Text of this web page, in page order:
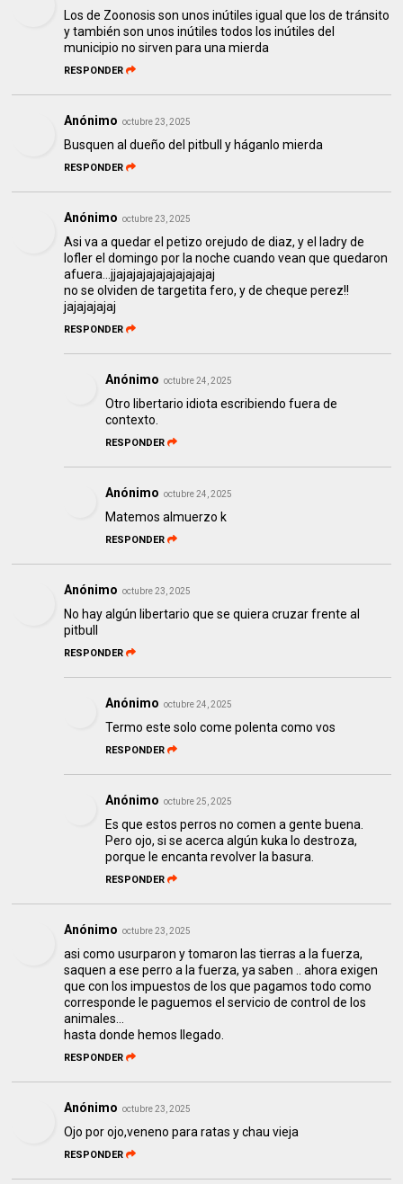
Los de Zoonosis son unos inútiles igual que los de tránsito
y también son unos inútiles todos los inútiles del
municipio no sirven para una mierda
RESPONDER
Anónimo octubre 23, 2025
Busquen al dueño del pitbull y háganlo mierda
RESPONDER
Anónimo octubre 23, 2025
Asi va a quedar el petizo orejudo de diaz, y el ladry de
lofler el domingo por la noche cuando vean que quedaron
afuera...jjajajajajajajajajajaj
no se olviden de targetita fero, y de cheque perez!!
jajajajajaj
RESPONDER
Anónimo octubre 24, 2025
Otro libertario idiota escribiendo fuera de
contexto.
RESPONDER
Anónimo octubre 24, 2025
Matemos almuerzo k
RESPONDER
Anónimo octubre 23, 2025
No hay algún libertario que se quiera cruzar frente al
pitbull
RESPONDER
Anónimo octubre 24, 2025
Termo este solo come polenta como vos
RESPONDER
Anónimo octubre 25, 2025
Es que estos perros no comen a gente buena.
Pero ojo, si se acerca algún kuka lo destroza,
porque le encanta revolver la basura.
RESPONDER
Anónimo octubre 23, 2025
asi como usurparon y tomaron las tierras a la fuerza,
saquen a ese perro a la fuerza, ya saben .. ahora exigen
que con los impuestos de los que pagamos todo como
corresponde le paguemos el servicio de control de los
animales...
hasta donde hemos llegado.
RESPONDER
Anónimo octubre 23, 2025
Ojo por ojo,veneno para ratas y chau vieja
RESPONDER